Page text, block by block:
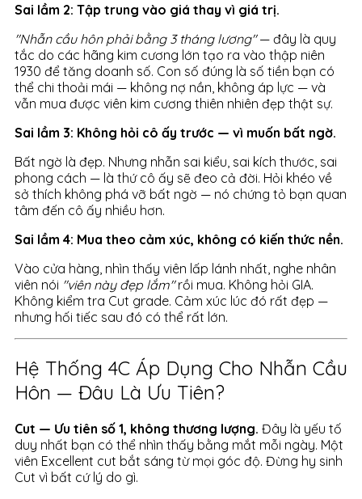
Sai lầm 2: Tập trung vào giá thay vì giá trị.
"Nhẫn cầu hôn phải bằng 3 tháng lương"— đây là quy
tắc do các hãng kim cương lớn tạo ra vào thập niên
1930 để tăng doanh số. Con số đúng là số tiền bạn có
thể chi thoải mái — không nợ nần, không áp lực — và
vẫn mua được viên kim cương thiên nhiên đẹp thật sự.
Sai lầm 3: Không hỏi cô ấy trước — vì muốn bất ngờ.
Bất ngờ là đẹp. Nhưng nhẫn sai kiểu, sai kích thước, sai
phong cách — là thứ cô ấy sẽ đeo cả đời. Hỏi khéo về
sở thích không phá vỡ bất ngờ — nó chứng tỏ bạn quan
tâm đến cô ấy nhiều hơn.
Sai lầm 4: Mua theo cảm xúc, không có kiến thức nền.
Vào cửa hàng, nhìn thấy viên lấp lánh nhất, nghe nhân
viên nói "viên này đẹp lắm"rồi mua. Không hỏi GIA.
Không kiểm tra Cut grade. Cảm xúc lúc đó rất đẹp —
nhưng hối tiếc sau đó có thể rất lớn.
Hệ Thống 4C Áp Dụng Cho Nhẫn Cầu
Hôn — Đâu Là Ưu Tiên?
Cut — Ưu tiên số 1, không thương lượng. Đây là yếu tố
duy nhất bạn có thể nhìn thấy bằng mắt mỗi ngày. Một
viên Excellent cut bắt sáng từ mọi góc độ. Đừng hy sinh
Cut vì bất cứ lý do gì.